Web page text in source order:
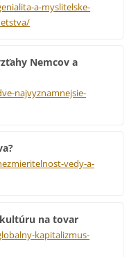
a-myslitelske-
Nemcov a
najvyznamnejsie-
vedy-a-
na tovar
kapitalizmus-